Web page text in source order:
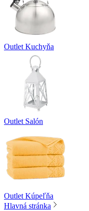
Outlet Kuchyňa
Outlet Salón
Outlet Kúpeľňa
Hlavná stránka